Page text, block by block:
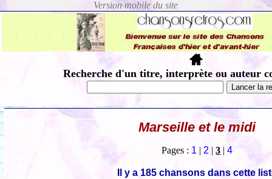
Recherche d'un titre, interprète ou auteur
Marseille et le midi
Pages : 1 | 2 |3 |4
Il y a 185 chansons dans cette